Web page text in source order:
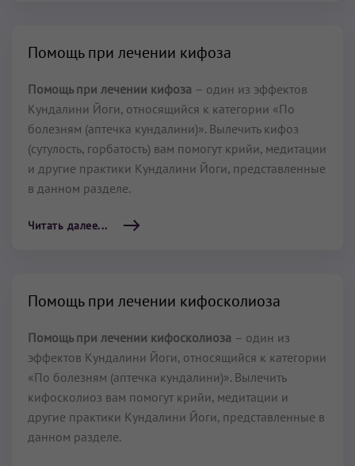
Помощь при лечении кифоза
Помощь при лечении кифоза – один из эффектов
Кундалини Йоги, относящийся к категории «По
болезням (аптечка кундалини)». Вылечить кифоз
(сутулость, горбатость) вам помогут крийи, медитации
и другие практики Кундалини Йоги, представленные
в данном разделе.
Читать далее...
Помощь при лечении кифосколиоза
Помощь при лечении кифосколиоза – один из
эффектов Кундалини Йоги, относящийся к категории
«По болезням (аптечка кундалини)». Вылечить
кифосколиоз вам помогут крийи, медитации и
другие практики Кундалини Йоги, представленные в
данном разделе.